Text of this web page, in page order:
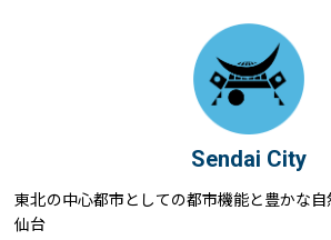
Sendai City
東北の中心都市としての都市機能と豊かな自
仙台